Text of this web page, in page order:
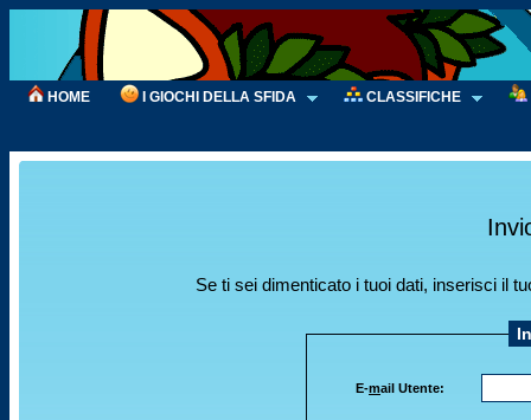
HOME I GIOCHI DELLA SFIDA CLASSIFICHE
Se ti sei dimenticato i tuoi dati, inserisci il
E-mail Utente: